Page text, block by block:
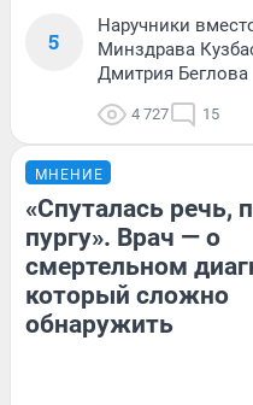
5
Наручники
Минздрава
Дмитрия Беглова
4 727 15
МНЕНИЕ
«Спуталась речь,
пургу». Врач — о
смертельном
который сложно
обнаружить